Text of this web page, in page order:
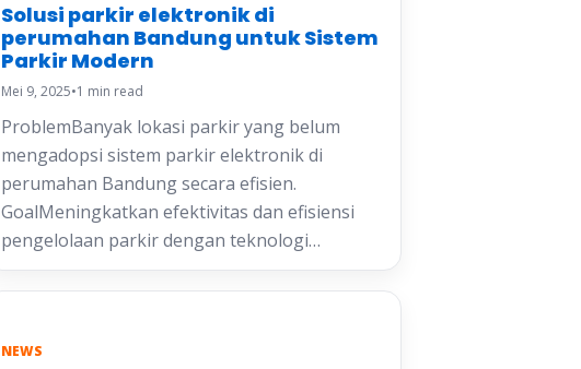
Solusi parkir elektronik di
perumahan Bandung untuk Sistem
Parkir Modern
Mei 9, 2025•1 min read
ProblemBanyak lokasi parkir yang belum
mengadopsi sistem parkir elektronik di
perumahan Bandung secara efisien.
GoalMeningkatkan efektivitas dan efisiensi
pengelolaan parkir dengan teknologi…
NEWS